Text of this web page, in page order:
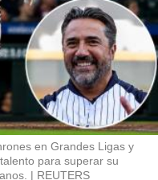
en Grandes Ligas y
para superar su
REUTERS